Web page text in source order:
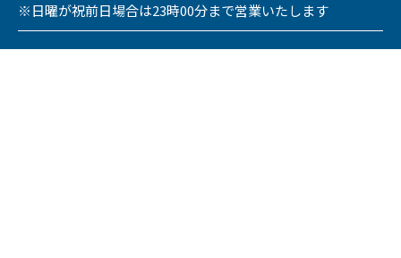
※日曜が祝前日場合は23時00分まで営業いたします